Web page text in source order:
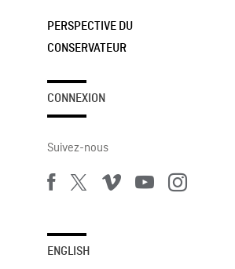
PERSPECTIVE DU
CONSERVATEUR
CONNEXION
Suivez-nous
ENGLISH